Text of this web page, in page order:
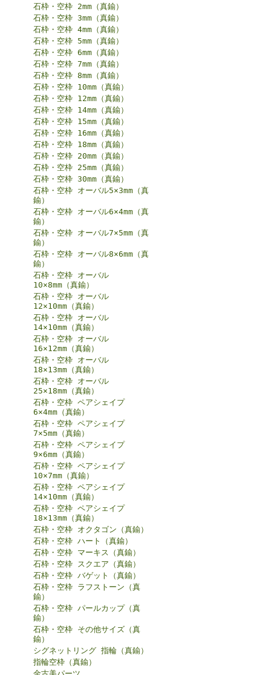
石枠・空枠 2mm（真鍮）
石枠・空枠 3mm（真鍮）
石枠・空枠 4mm（真鍮）
石枠・空枠 5mm（真鍮）
石枠・空枠 6mm（真鍮）
石枠・空枠 7mm（真鍮）
石枠・空枠 8mm（真鍮）
石枠・空枠 10mm（真鍮）
石枠・空枠 12mm（真鍮）
石枠・空枠 14mm（真鍮）
石枠・空枠 15mm（真鍮）
石枠・空枠 16mm（真鍮）
石枠・空枠 18mm（真鍮）
石枠・空枠 20mm（真鍮）
石枠・空枠 25mm（真鍮）
石枠・空枠 30mm（真鍮）
石枠・空枠 オーバル5×3mm（真
鍮）
石枠・空枠 オーバル6×4mm（真
鍮）
石枠・空枠 オーバル7×5mm（真
鍮）
石枠・空枠 オーバル8×6mm（真
鍮）
石枠・空枠 オーバル
10×8mm（真鍮）
石枠・空枠 オーバル
12×10mm（真鍮）
石枠・空枠 オーバル
14×10mm（真鍮）
石枠・空枠 オーバル
16×12mm（真鍮）
石枠・空枠 オーバル
18×13mm（真鍮）
石枠・空枠 オーバル
25×18mm（真鍮）
石枠・空枠 ペアシェイプ
6×4mm（真鍮）
石枠・空枠 ペアシェイプ
7×5mm（真鍮）
石枠・空枠 ペアシェイプ
9×6mm（真鍮）
石枠・空枠 ペアシェイプ
10×7mm（真鍮）
石枠・空枠 ペアシェイプ
14×10mm（真鍮）
石枠・空枠 ペアシェイプ
18×13mm（真鍮）
石枠・空枠 オクタゴン（真鍮）
石枠・空枠 ハート（真鍮）
石枠・空枠 マーキス（真鍮）
石枠・空枠 スクエア（真鍮）
石枠・空枠 バゲット（真鍮）
石枠・空枠 ラフストーン（真
鍮）
石枠・空枠 パールカップ（真
鍮）
石枠・空枠 その他サイズ（真
鍮）
シグネットリング 指輪（真鍮）
指輪空枠（真鍮）